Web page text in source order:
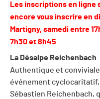
Les inscriptions en ligne
encore vous inscrire en
Martigny, samedi entre
7h30 et 8h45
La Désalpe Reichenbach
Authentique et
événement
Sébastien Reichenbach,